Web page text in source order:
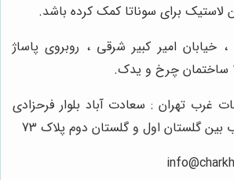
لاستیک برای سوناتا کمک کرده باشد.
خیابان امیر کبیر شرقی ، روبروی پاساژ
غرب تهران : سعادت آباد بلوار فرحزادی
بین گلستان اول و گلستان دوم پلاک 73